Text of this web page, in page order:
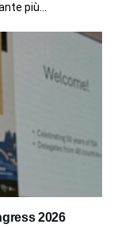
più...
2026